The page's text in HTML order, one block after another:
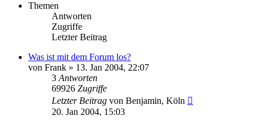
Themen
Antworten
Zugriffe
Letzter Beitrag
Was ist mit dem Forum los?
von Frank » 13. Jan 2004, 22:07
3 Antworten
69926 Zugriffe
Letzter Beitrag von Benjamin, Köln
20. Jan 2004, 15:03